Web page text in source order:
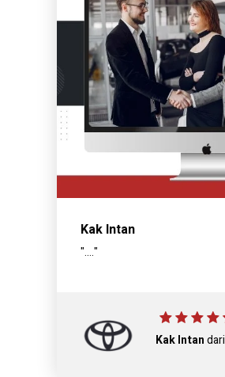
Kak Intan
"...."
Kak Intandari